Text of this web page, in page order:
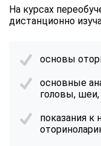
На курсах
дистанционно
основы
основные
головы,
показания к